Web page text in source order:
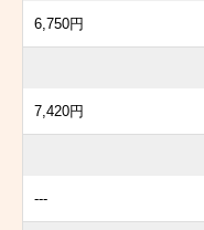
6,750円
7,420円
---